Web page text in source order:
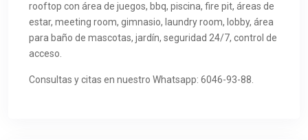
rooftop con área de juegos, bbq, piscina, fire pit, áreas de
estar, meeting room, gimnasio, laundry room, lobby, área
para baño de mascotas, jardín, seguridad 24/7, control de
acceso.
Consultas y citas en nuestro Whatsapp: 6046-93-88.